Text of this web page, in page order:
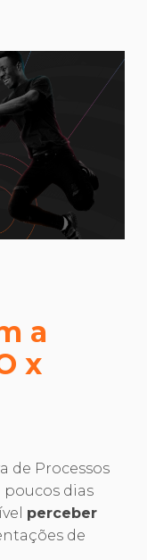
a
x
de Processos
poucos dias
perceber
de